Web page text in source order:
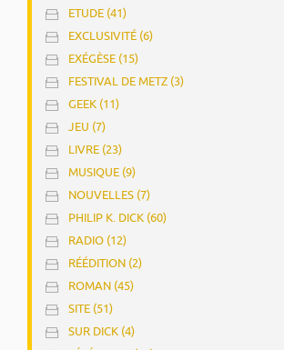
ETUDE (41)
EXCLUSIVITÉ (6)
EXÉGÈSE (15)
FESTIVAL DE METZ (3)
GEEK (11)
JEU (7)
LIVRE (23)
MUSIQUE (9)
NOUVELLES (7)
PHILIP K. DICK (60)
RADIO (12)
RÉÉDITION (2)
ROMAN (45)
SITE (51)
SUR DICK (4)